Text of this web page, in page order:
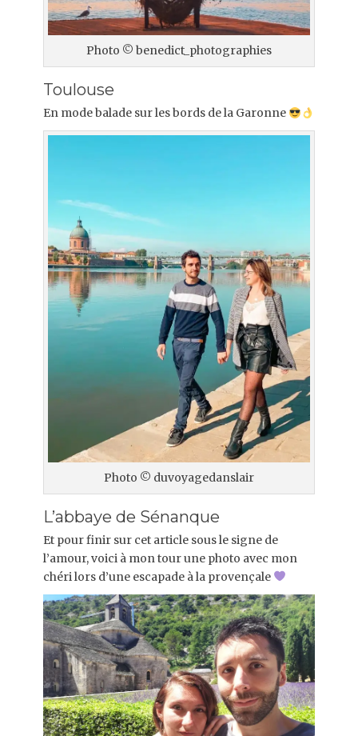
Photo © benedict_photographies
Toulouse
En mode balade sur les bords de la Garonne
Photo © duvoyagedanslair
L’abbaye de Sénanque
Et pour finir sur cet article sous le signe de
l’amour, voici à mon tour une photo avec mon
chéri lors d’une escapade à la provençale